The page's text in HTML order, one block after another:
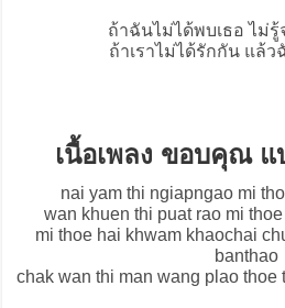
ถ้าฉันไม่ได้พบเธอ ไม่รู้
ถ้าเราไม่ได้รักกัน แล้
เนื้อเพลง ขอบคุณ แ
nai yam thi ngiapngao mi
wan khuen thi puat rao mi
mi thoe hai khwam khaochai
banthao
chak wan thi man wang plao thoe